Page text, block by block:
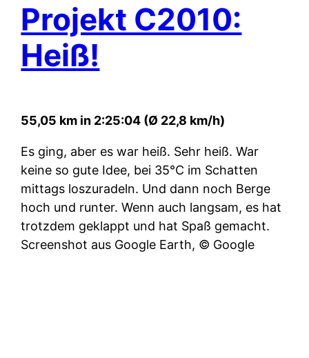
Projekt C2010:
Heiß!
55,05 km in 2:25:04 (Ø 22,8 km/h)
Es ging, aber es war heiß. Sehr heiß. War
keine so gute Idee, bei 35°C im Schatten
mittags loszuradeln. Und dann noch Berge
hoch und runter. Wenn auch langsam, es hat
trotzdem geklappt und hat Spaß gemacht.
Screenshot aus Google Earth, © Google